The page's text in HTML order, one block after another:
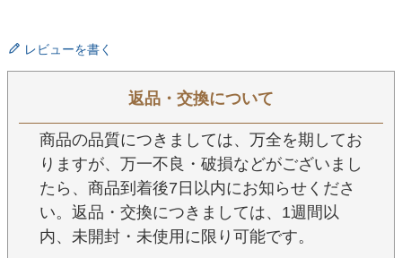
レビューを書く
返品・交換について
商品の品質につきましては、万全を期してお
りますが、万一不良・破損などがございまし
たら、商品到着後7日以内にお知らせくださ
い。返品・交換につきましては、1週間以
内、未開封・未使用に限り可能です。